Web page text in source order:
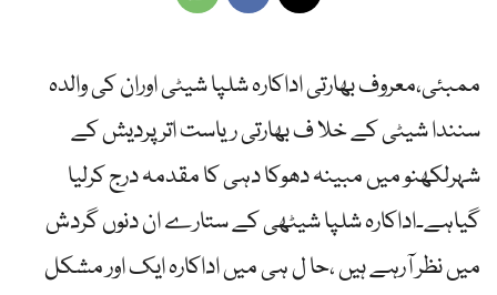
ممبئی،معروف بھارتی اداکارہ شلپا شیٹی اوران کی والدہ
سنندا شیٹی کے خلا ف بھارتی ریاست اتر پردیش کے
شہرلکھنو میں مبینہ دھوکا دہی کا مقدمہ درج کرلیا
گیاہے۔اداکارہ شلپا شیٹھی کے ستارے ان دنوں گردش
میں نظر آرہے ہیں ،حا ل ہی میں اداکارہ ایک اور مشکل